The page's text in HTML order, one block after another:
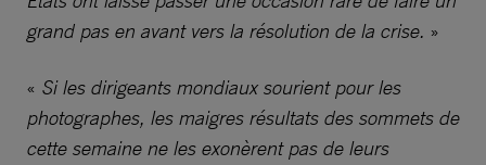
grand pas en avant vers la résolution de la crise. »
« Si les dirigeants mondiaux sourient pour les
photographes, les maigres résultats des sommets de
cette semaine ne les exonèrent pas de leurs